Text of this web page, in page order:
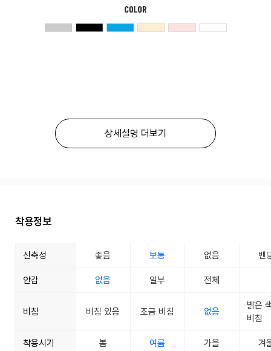
상세설명 더보기
착용정보
신축성 좋음 보통 없음 밴
안감 없음 일부 전체
비침 비침 있음 조금 비침 없음
밝은
비침
착용시기 봄 여름 가을 겨